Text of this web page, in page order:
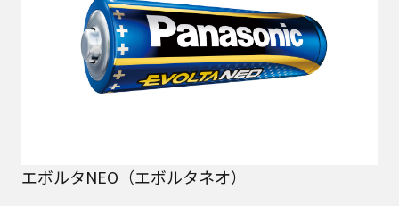
エボルタNEO（エボルタネオ）